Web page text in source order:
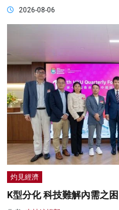
2026-08-06
灼見經濟
K型分化 科技難解內需之